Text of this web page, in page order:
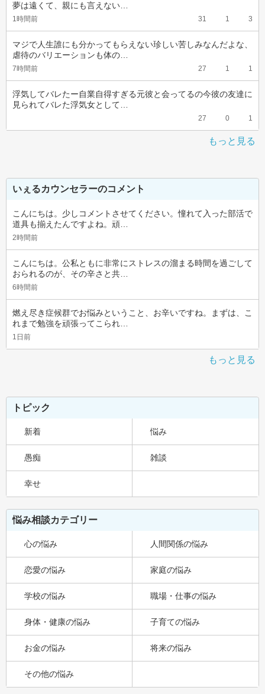
夢は遠くて、親にも言えない…
1時間前 31 1 3
マジで人生誰にも分かってもらえない珍しい苦しみなんだよな、
虐待のバリエーションも体の…
7時間前 27 1 1
浮気してバレたー自業自得すぎる元彼と会ってるの今彼の友達に
見られてバレた浮気女として…
27 0 1
もっと見る
いぇるカウンセラーのコメント
こんにちは。少しコメントさせてください。憧れて入った部活で
道具も揃えたんですよね。頑…
2時間前
こんにちは。公私ともに非常にストレスの溜まる時間を過ごして
おられるのが、その辛さと共…
6時間前
燃え尽き症候群でお悩みということ、お辛いですね。まずは、こ
れまで勉強を頑張ってこられ…
1日前
もっと見る
トピック
新着 悩み
愚痴 雑談
幸せ
悩み相談カテゴリー
心の悩み 人間関係の悩み
恋愛の悩み 家庭の悩み
学校の悩み 職場・仕事の悩み
身体・健康の悩み 子育ての悩み
お金の悩み 将来の悩み
その他の悩み